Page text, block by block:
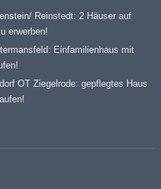
Reinstedt: 2 Häuser auf
erwerben!
Einfamilienhaus mit
OT Ziegelrode: gepflegtes Haus